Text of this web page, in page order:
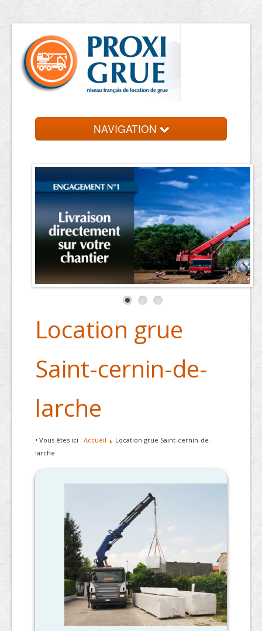
NAVIGATION
Location grue
Saint-cernin-de-
larche
• Vous êtes ici : Accueil
Location grue Saint-cernin-de-
larche